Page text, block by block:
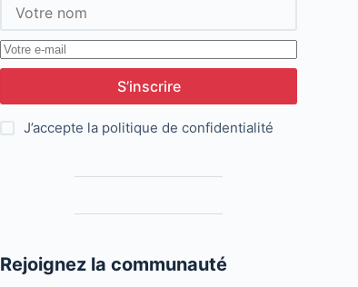
S’inscrire
J’accepte la politique de confidentialité
Rejoignez la communauté